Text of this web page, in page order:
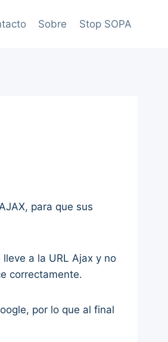
Sobre Stop SOPA
para que sus
a la URL Ajax y no
correctamente.
por lo que al final